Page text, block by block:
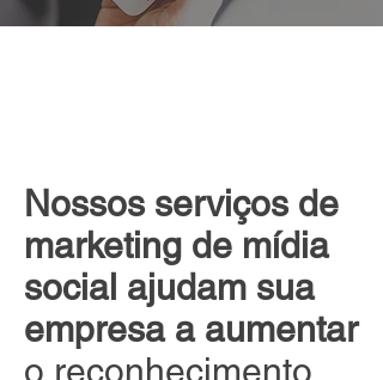
Nossos serviços de
marketing de mídia
social ajudam sua
empresa a aumentar
o reconhecimento